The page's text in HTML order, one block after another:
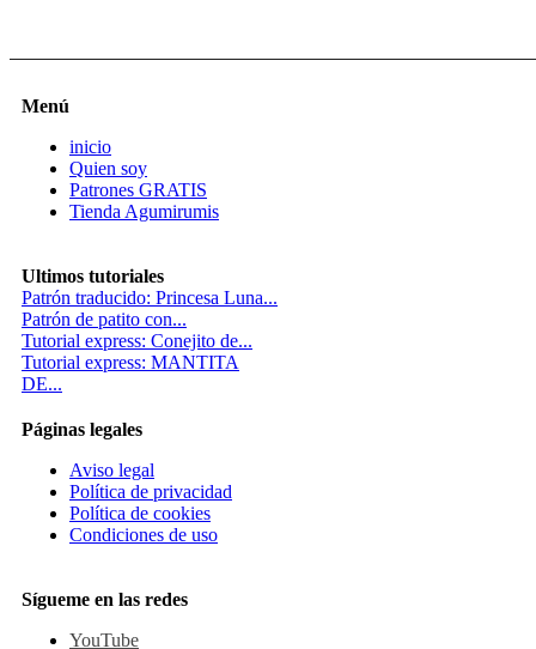
Menú
inicio
Quien soy
Patrones GRATIS
Tienda Agumirumis
Ultimos tutoriales
Patrón traducido: Princesa Luna...
Patrón de patito con...
Tutorial express: Conejito de...
Tutorial express: MANTITA
DE...
Páginas legales
Aviso legal
Política de privacidad
Política de cookies
Condiciones de uso
Sígueme en las redes
YouTube